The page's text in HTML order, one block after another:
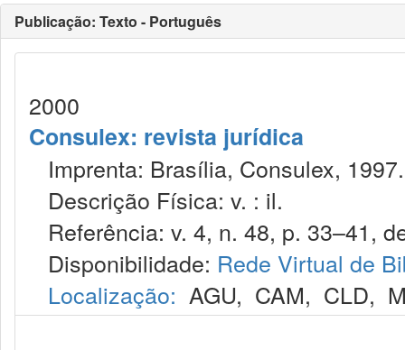
Publicação: Texto - Português
2000
Consulex: revista jurídica
Imprenta: Brasília, Consulex, 1997.
Descrição Física: v. : il.
Referência: v. 4, n. 48, p. 33–41,
Disponibilidade: Rede Virtual de
Localização: AGU, CAM, CLD,